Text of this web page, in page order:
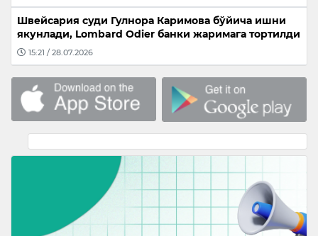
Швейсария суди Гулнора Каримова бўйича ишни
якунлади, Lombard Odier банки жаримага тортилди
15:21 / 28.07.2026